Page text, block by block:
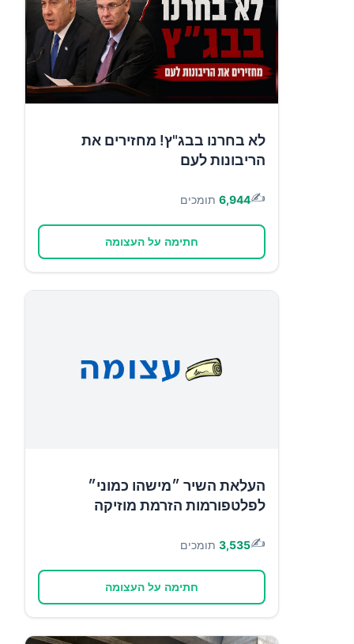
לא בחרנו בבג"ץ! מחזירים את
הריבונות לעם
✍️
6,944 תומכים
חתימה על העצומה
העלאת השיר ״מישהו כמוני״
לפלטפורמות הזרמת מוזיקה
✍️
3,535 תומכים
חתימה על העצומה